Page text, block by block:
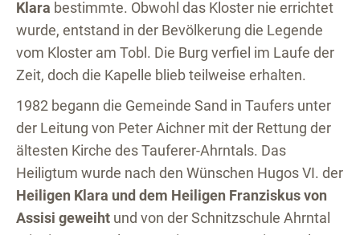
Klara bestimmte. Obwohl das Kloster nie errichtet
wurde, entstand in der Bevölkerung die Legende
vom Kloster am Tobl. Die Burg verfiel im Laufe der
Zeit, doch die Kapelle blieb teilweise erhalten.
1982 begann die Gemeinde Sand in Taufers unter
der Leitung von Peter Aichner mit der Rettung der
ältesten Kirche des Tauferer-Ahrntals. Das
Heiligtum wurde nach den Wünschen Hugos VI. der
Heiligen Klara und dem Heiligen Franziskus von
Assisi geweiht und von der Schnitzschule Ahrntal